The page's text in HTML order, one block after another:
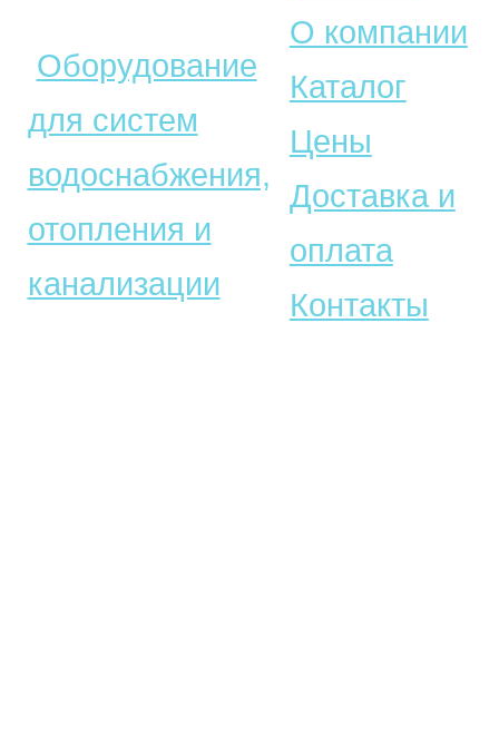
Оборудование
для систем
водоснабжения,
отопления и
канализации
О компании
Каталог
Цены
Доставка и
оплата
Контакты